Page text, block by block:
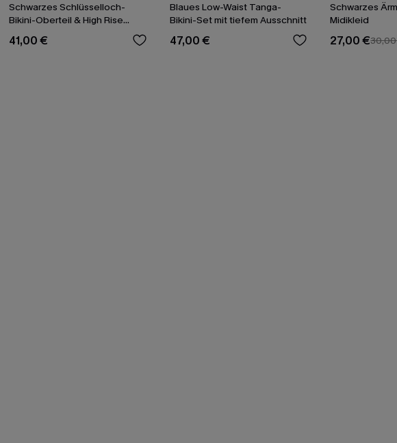
Schwarzes Schlüsselloch-
Bikini-Oberteil & High Rise
Bikinihose
41,00 €
Blaues Low-Waist Tanga-
Bikini-Set mit tiefem Ausschnitt
47,00 €
Schwarzes
Midikleid
27,00 €